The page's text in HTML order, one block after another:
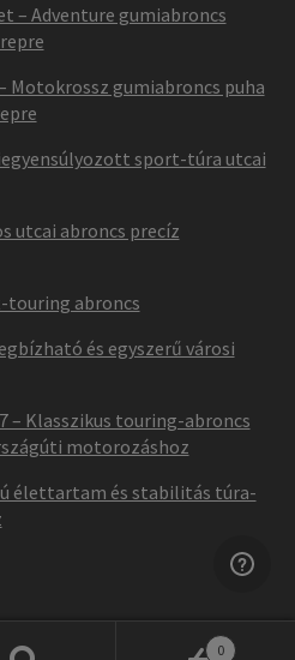
– Adventure gumiabroncs
Motokrossz gumiabroncs puha
sport-túra utcai
utcai abroncs precíz
touring abroncs
és egyszerű városi
– Klasszikus touring-abroncs
motorozáshoz
élettartam és stabilitás túra-
0